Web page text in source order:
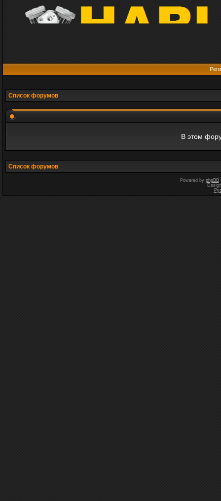
Список форумов
В этом
Список форумов
Powered by phpBB